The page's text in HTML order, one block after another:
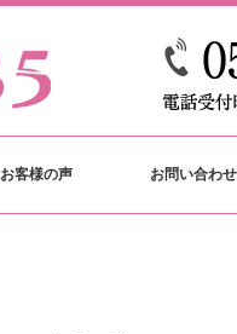
お客様の声 お問い合わせ